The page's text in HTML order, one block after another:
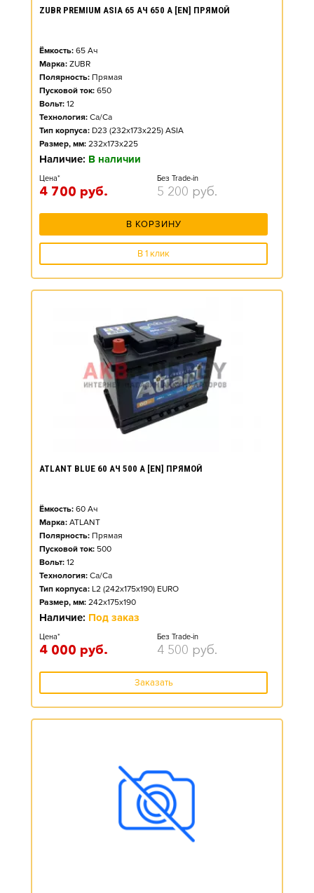
ZUBR PREMIUM ASIA 65 АЧ 650 А [EN] ПРЯМОЙ
Ёмкость: 65 Ач
Марка: ZUBR
Полярность: Прямая
Пусковой ток: 650
Вольт: 12
Технология: Ca/Ca
Тип корпуса: D23 (232x173x225) ASIA
Размер, мм: 232x173x225
Наличие: В наличии
Цена*
4 700 руб.
Без Trade-in
5 200 руб.
В КОРЗИНУ
В 1 клик
ATLANT BLUE 60 АЧ 500 А [EN] ПРЯМОЙ
Ёмкость: 60 Ач
Марка: ATLANT
Полярность: Прямая
Пусковой ток: 500
Вольт: 12
Технология: Ca/Ca
Тип корпуса: L2 (242x175x190) EURO
Размер, мм: 242x175x190
Наличие: Под заказ
Цена*
4 000 руб.
Без Trade-in
4 500 руб.
Заказать